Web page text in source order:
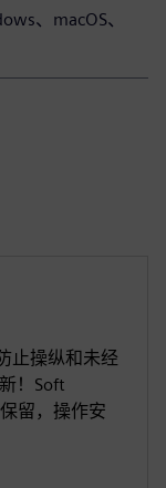
、macOS、
止操纵和未经
！Soft
留，操作安